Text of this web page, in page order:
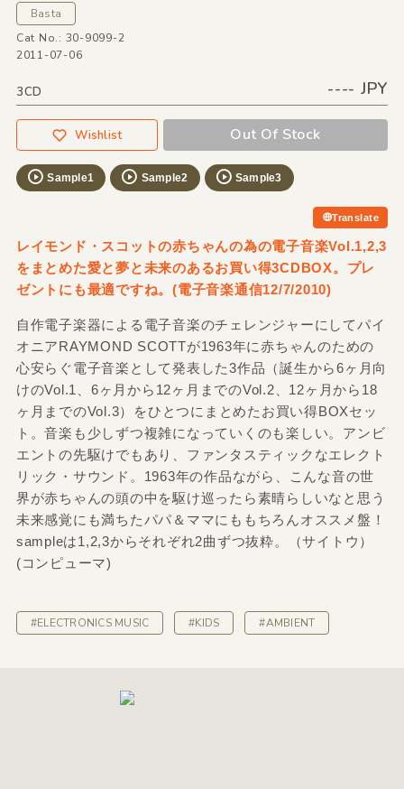
Basta
Cat No.: 30-9099-2
2011-07-06
3CD ---- JPY
Wishlist Out Of Stock
Sample1 Sample2 Sample3
Translate
レイモンド・スコットの赤ちゃんの為の電子音楽Vol.1,2,3
をまとめた愛と夢と未来のあるお買い得3CDBOX。プレ
ゼントにも最適ですね。(電子音楽通信12/7/2010)
自作電子楽器による電子音楽のチェレンジャーにしてパイ
オニアRAYMOND SCOTTが1963年に赤ちゃんのための
心安らぐ電子音楽として発表した3作品（誕生から6ヶ月向
けのVol.1、6ヶ月から12ヶ月までのVol.2、12ヶ月から18
ヶ月までのVol.3）をひとつにまとめたお買い得BOXセッ
ト。音楽も少しずつ複雑になっていくのも楽しい。アンビ
エントの先駆けでもあり、ファンタスティックなエレクト
リック・サウンド。1963年の作品ながら、こんな音の世
界が赤ちゃんの頭の中を駆け巡ったら素晴らしいなと思う
未来感覚にも満ちたパパ＆ママにももちろんオススメ盤！
sampleは1,2,3からそれぞれ2曲ずつ抜粋。（サイトウ）
(コンピューマ)
#ELECTRONICS MUSIC #KIDS #AMBIENT